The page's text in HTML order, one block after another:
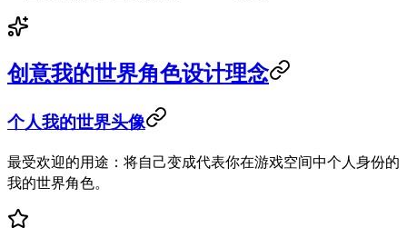
创意我的世界角色设计理念
个人我的世界头像
最受欢迎的用途：将自己变成代表你在游戏空间中个人身份的
我的世界角色。